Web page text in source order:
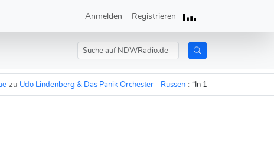
Anmelden Registrieren
Udo Lindenberg & Das Panik Orchester - Russen : “In 15 Minuten sind die